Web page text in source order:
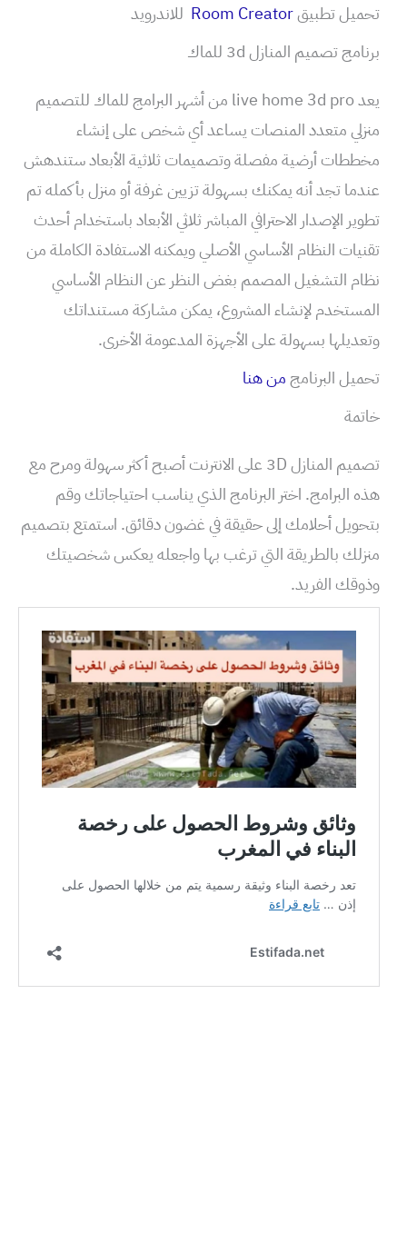
تحميل تطبيقRoom Creator للاندرويد
برنامج تصميم المنازل 3d للماك
يعد live home 3d pro من أشهر البرامج للماك للتصميم
منزلي متعدد المنصات يساعد أي شخص على إنشاء
مخططات أرضية مفصلة وتصميمات ثلاثية الأبعاد ستندهش
عندما تجد أنه يمكنك بسهولة تزيين غرفة أو منزل بأكمله تم
تطوير الإصدار الاحترافي المباشر ثلاثي الأبعاد باستخدام أحدث
تقنيات النظام الأساسي الأصلي ويمكنه الاستفادة الكاملة من
نظام التشغيل المصمم بغض النظر عن النظام الأساسي
المستخدم لإنشاء المشروع، يمكن مشاركة مستنداتك
وتعديلها بسهولة على الأجهزة المدعومة الأخرى.
تحميل البرنامجمن هنا
خاتمة
تصميم المنازل 3D على الانترنت أصبح أكثر سهولة ومرح مع
هذه البرامج. اختر البرنامج الذي يناسب احتياجاتك وقم
بتحويل أحلامك إلى حقيقة في غضون دقائق. استمتع بتصميم
منزلك بالطريقة التي ترغب بها واجعله يعكس شخصيتك
وذوقك الفريد.